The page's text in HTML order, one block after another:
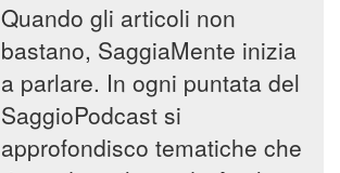
Quando gli articoli non
bastano, SaggiaMente inizia
a parlare. In ogni puntata del
SaggioPodcast si
approfondisco tematiche che